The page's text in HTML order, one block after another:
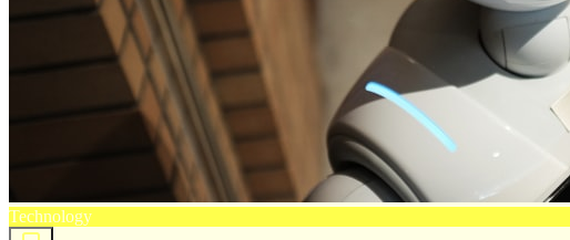
Technology